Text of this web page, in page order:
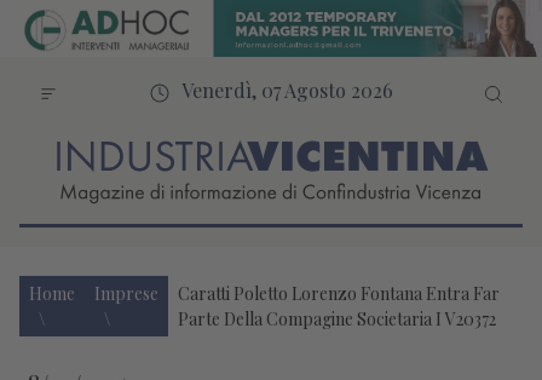
Venerdì, 07 Agosto 2026
Home Imprese
Caratti Poletto Lorenzo Fontana Entra Far
Parte Della Compagine Societaria I V20372